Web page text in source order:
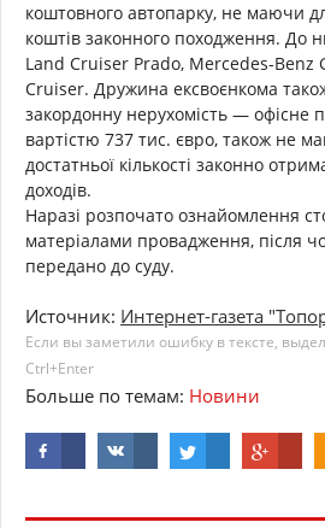
коштовного автопарку, не маючи
коштів законного походження. До
Land Cruiser Prado, Mercedes-Benz
Cruiser. Дружина ексвоєнкома
закордонну нерухомість — офісне
вартістю 737 тис. євро, також не
достатньої кількості законно
доходів.
Наразі розпочато ознайомлення
матеріалами провадження, після
передано до суду.
Источник: Интернет-газета
Если вы заметили ошибку в тексте,
Ctrl+Enter
Больше по темам: Новини